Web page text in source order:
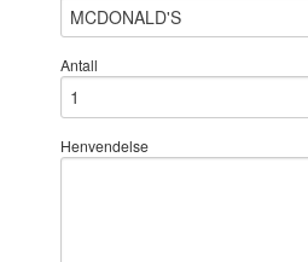
Antall
Henvendelse